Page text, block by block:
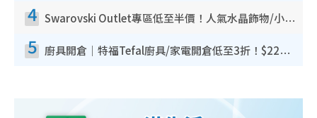
4 Swarovski Outlet專區低至半價！人氣水晶飾物/小擺設$138起！迪士尼款/水晶高跟鞋都有平
5 廚具開倉｜特福Tefal廚具/家電開倉低至3折！$220起買平底鍋/炒鑊/湯煲！電飯煲/吸塵機/燙斗$418起